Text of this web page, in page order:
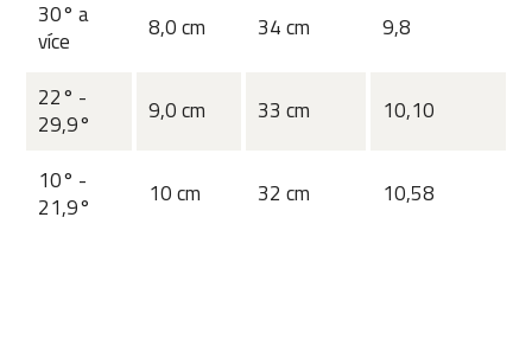
30° a
více
8,0 cm 34 cm 9,8
22° -
29,9°
9,0 cm 33 cm 10,10
10° -
21,9°
10 cm 32 cm 10,58